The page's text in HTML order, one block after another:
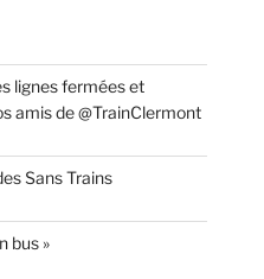
lignes fermées et
amis de @TrainClermont
Sans Trains
bus »